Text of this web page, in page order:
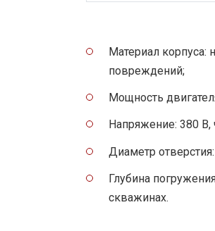
Материал корпуса:
повреждений;
Мощность
Напряжение: 380 В,
Диаметр
Глубина
скважинах.